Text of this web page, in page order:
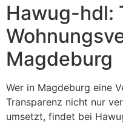
Hawug-hdl:
Magdeburg
Wer in Magdeburg eine
Transparenz nicht nur
umsetzt, findet bei